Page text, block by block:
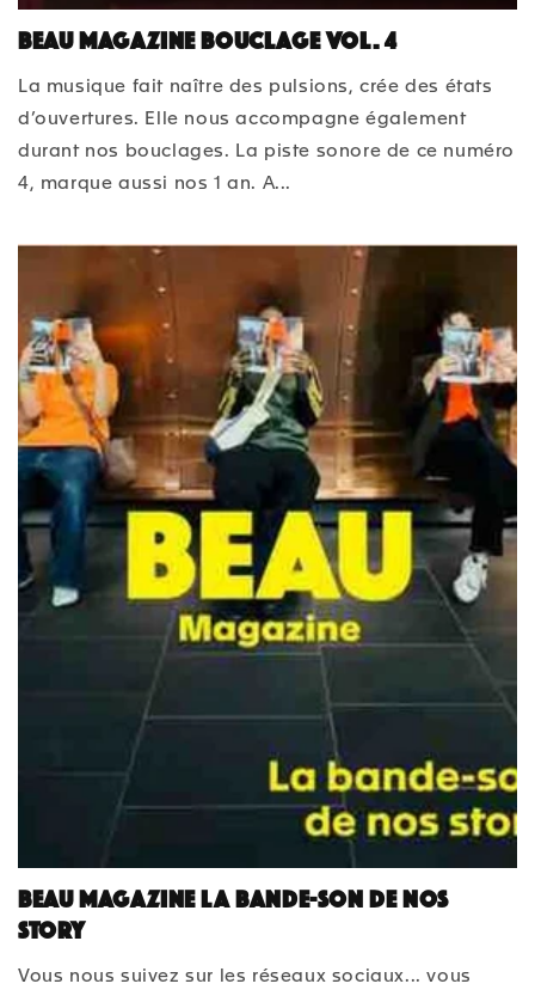
BEAU Magazine bouclage Vol. 4
La musique fait naître des pulsions, crée des états
d’ouvertures. Elle nous accompagne également
durant nos bouclages. La piste sonore de ce numéro
4, marque aussi nos 1 an. A...
BEAU Magazine La bande-son de nos
Story
Vous nous suivez sur les réseaux sociaux... vous